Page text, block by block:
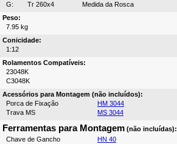
G:
Tr 260x4
Medida da Rosca
Peso:
7.95 kg
Conicidade:
1:12
Rolamentos Compatíveis:
23048K
C3048K
Acessórios para Montagem (não incluídos):
Porca de Fixação
HM 3044
Trava MS
MS 3044
Ferramentas para Montagem (não incluídas):
Chave de Gancho
HN 40